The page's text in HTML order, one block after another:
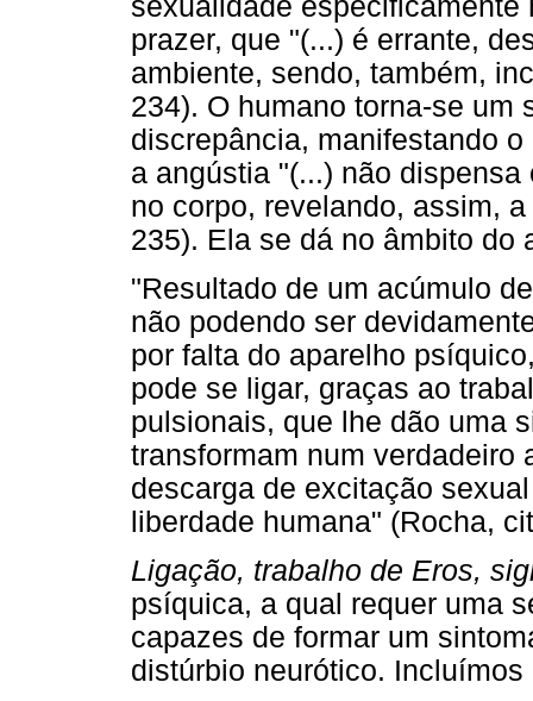
sexualidade
prazer, que "(...) é errante,
ambiente, sendo, também,
234). O humano torna-se um
discrepância, manifestando
a angústia "(...) não
no corpo, revelando, assim,
235). Ela se dá no âmbito do
"Resultado de um acúmulo
não podendo ser
por falta do aparelho
pode se ligar, graças ao
pulsionais, que lhe dão uma
transformam num verdadeiro
descarga de excitação
liberdade humana" (Rocha,
Ligação, trabalho de Eros,
psíquica, a qual requer uma
capazes de formar um
distúrbio neurótico.